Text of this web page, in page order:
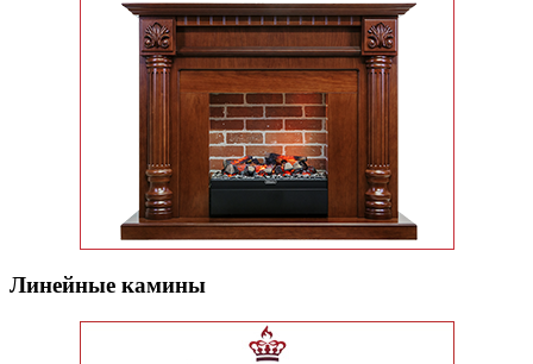
Линейные камины